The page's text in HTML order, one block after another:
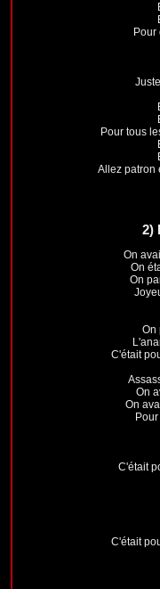
Pour
Pour tous
Allez patron
2)
On
On
On
On
C'était
On
On
C'était
C'était